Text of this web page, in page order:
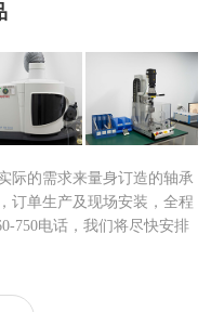
6
际的需求来量身订造的轴承
订单生产及现场安装，全程
750电话，我们将尽快安排